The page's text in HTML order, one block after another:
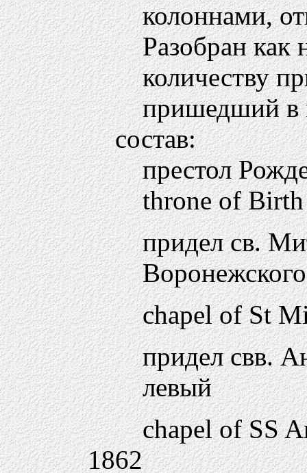
колоннами,
Разобран как
количеству
пришедший в
состав:
престол
throne of
придел св.
chapel of St
придел свв.
левый
chapel of SS
1862